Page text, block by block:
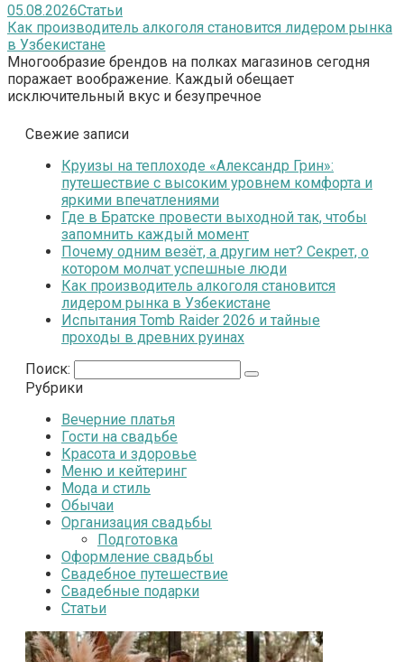
05.08.2026Статьи
Как производитель алкоголя становится лидером рынка
в Узбекистане
Многообразие брендов на полках магазинов сегодня
поражает воображение. Каждый обещает
исключительный вкус и безупречное
Свежие записи
Круизы на теплоходе «Александр Грин»:
путешествие с высоким уровнем комфорта и
яркими впечатлениями
Где в Братске провести выходной так, чтобы
запомнить каждый момент
Почему одним везёт, а другим нет? Секрет, о
котором молчат успешные люди
Как производитель алкоголя становится
лидером рынка в Узбекистане
Испытания Tomb Raider 2026 и тайные
проходы в древних руинах
Поиск:
Рубрики
Вечерние платья
Гости на свадьбе
Красота и здоровье
Меню и кейтеринг
Мода и стиль
Обычаи
Организация свадьбы
Подготовка
Оформление свадьбы
Свадебное путешествие
Свадебные подарки
Статьи